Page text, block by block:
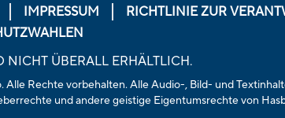
IMPRESSUM RICHTLINIE ZUR
NICHT ÜBERALL ERHÄLTLICH.
Rechte vorbehalten. Alle Audio-, Bild- und
und andere geistige Eigentumsrechte von